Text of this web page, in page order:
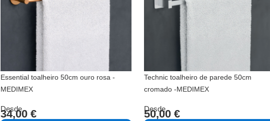
Essential toalheiro 50cm ouro rosa -
MEDIMEX
Desde
34,00€
Technic toalheiro de parede 50cm
cromado -MEDIMEX
Desde
50,00 €